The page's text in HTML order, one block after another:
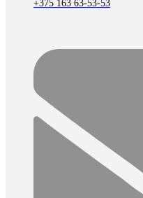
+375 163 63-53-53